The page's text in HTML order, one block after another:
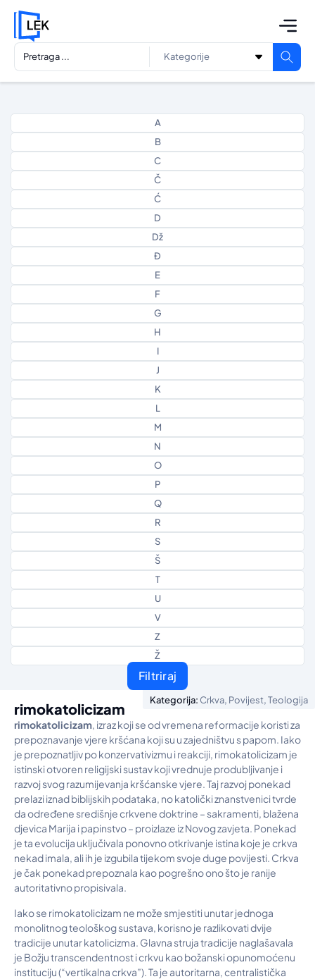
A
B
C
Č
Ć
D
Dž
Đ
E
F
G
H
I
J
K
L
M
N
O
P
Q
R
S
Š
T
U
V
Z
Ž
Filtriraj
Kategorija: Crkva, Povijest,Teologija
rimokatolicizam
rimokatolicizam, izraz koji se od vremena reformacije koristi za
prepoznavanje vjere kršćana koji su u zajedništvu s papom. Iako
je prepoznatljiv po konzervativizmu i reakciji, rimokatolicizam je
istinski otvoren religijski sustav koji vrednuje produbljivanje i
razvoj svog razumijevanja kršćanske vjere. Taj razvoj ponekad
prelazi iznad biblijskih podataka, no katolički znanstvenici tvrde
da određene središnje crkvene doktrine – sakramenti, blažena
djevica Marija i papinstvo – proizlaze iz Novog zavjeta. Ponekad
je ta evolucija uključivala ponovno otkrivanje istina koje je crkva
nekad imala, ali ih je izgubila tijekom svoje duge povijesti. Crkva
je čak ponekad prepoznala kao pogrešno ono što je ranije
autoritativno propisivala.
Iako se rimokatolicizam ne može smjestiti unutar jednoga
monolitnog teološkog sustava, korisno je razlikovati dvije
tradicije unutar katolicizma. Glavna struja tradicije naglašavala
je Božju transcendentnost i crkvu kao božanski opunomoćenu
instituciju (“vertikalna crkva”). Ta je autoritarna, centralistička